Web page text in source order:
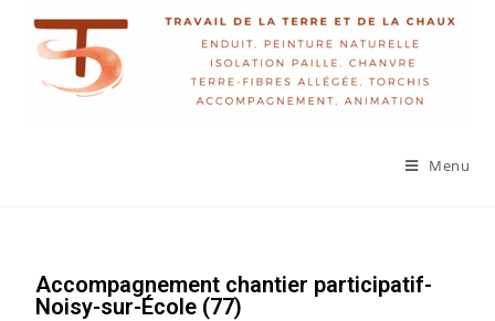
Menu
Accompagnement chantier participatif-
Noisy-sur-École (77)